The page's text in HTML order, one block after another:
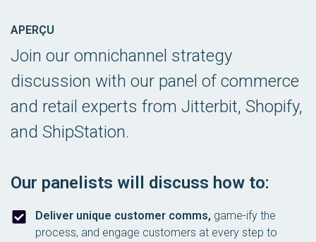
APERÇU
Join our omnichannel strategy
discussion with our panel of commerce
and retail experts from Jitterbit, Shopify,
and ShipStation.
Our panelists will discuss how to:
Deliver unique customer comms, game-ify the
process, and engage customers at every step to